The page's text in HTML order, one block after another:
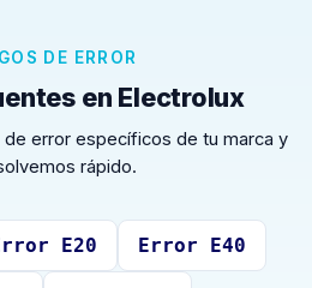
DE ERROR
en Electrolux
error específicos de tu marca y
rápido.
E20 Error E40